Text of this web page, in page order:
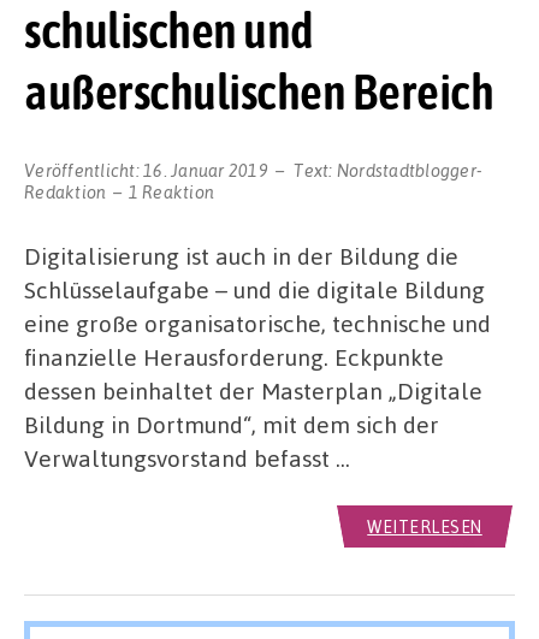
schulischen und
außerschulischen Bereich
Veröffentlicht: 16. Januar 2019 Text: Nordstadtblogger-
Redaktion
1 Reaktion
Digitalisierung ist auch in der Bildung die
Schlüsselaufgabe – und die digitale Bildung
eine große organisatorische, technische und
finanzielle Herausforderung. Eckpunkte
dessen beinhaltet der Masterplan „Digitale
Bildung in Dortmund“, mit dem sich der
Verwaltungsvorstand befasst …
WEITERLESEN